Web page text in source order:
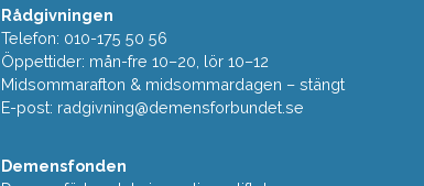
Rådgivningen
Telefon: 010-175 50 56
Öppettider: mån-fre 10–20, lör 10–12
Midsommarafton & midsommardagen – stängt
E-post: radgivning@demensforbundet.se
Demensfonden